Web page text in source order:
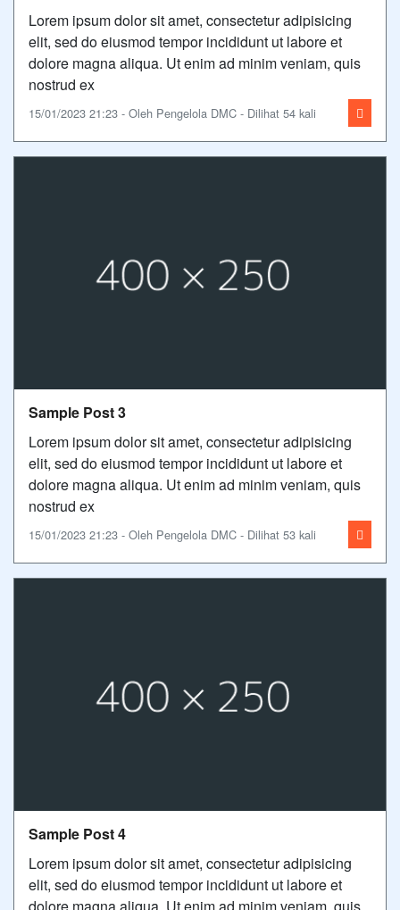
Lorem ipsum dolor sit amet, consectetur adipisicing
elit, sed do eiusmod tempor incididunt ut labore et
dolore magna aliqua. Ut enim ad minim veniam, quis
nostrud ex
15/01/2023 21:23 - Oleh Pengelola DMC - Dilihat 54 kali
Sample Post 3
Lorem ipsum dolor sit amet, consectetur adipisicing
elit, sed do eiusmod tempor incididunt ut labore et
dolore magna aliqua. Ut enim ad minim veniam, quis
nostrud ex
15/01/2023 21:23 - Oleh Pengelola DMC - Dilihat 53 kali
Sample Post 4
Lorem ipsum dolor sit amet, consectetur adipisicing
elit, sed do eiusmod tempor incididunt ut labore et